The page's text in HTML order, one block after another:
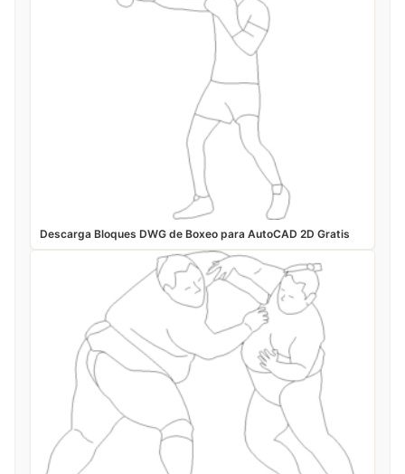
Descarga Bloques DWG de Boxeo para AutoCAD 2D Gratis